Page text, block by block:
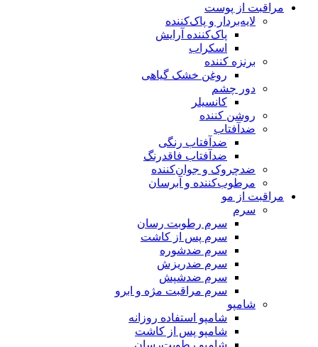
مراقبت از پوست
لایه‌بردار و پاک‌کننده
پاک‌کننده آرایش
اسکراب
برنزه کننده
روغن خشک گیاهی
دور چشم
کانسیلر
روشن کننده
ضدآفتاب
ضدآفتاب رنگی
ضدآفتاب فاقدرنگ
ضدچروک و جوان‌کننده
مرطوب‌کننده و آبرسان
مراقبت از مو
سرم
سرم رطوبت رسان
سرم پس از کاشت
سرم ضدشوره
سرم ضدریزش
سرم ضدشپش
سرم مراقبت مژه و ابرو
شامپو
شامپو استفاده روزانه
شامپو پس از کاشت
شامپو رطوبت‌رسان